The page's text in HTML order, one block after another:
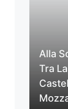
Alla
Tra